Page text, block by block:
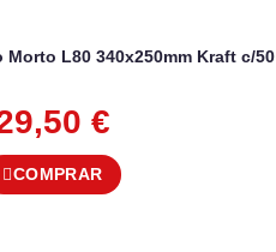
Morto L80 340x250mm Kraft c/50
€
COMPRAR